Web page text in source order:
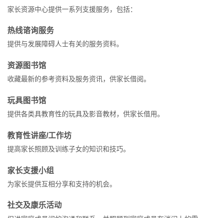
家长资源中心提供一系列支援服务，包括：
热线谘询服务
提供与发展障碍人士有关的服务资料。
资源图书馆
收藏最新的参考资料及服务资讯，供家长借阅。
玩具图书馆
提供各类具教育性的玩具及影音教材，供家长借用。
教育性讲座/工作坊
提高家长照顾及训练子女的知识和技巧。
家长支援小组
为家长提供互相分享和支持的机会。
社交及康乐活动